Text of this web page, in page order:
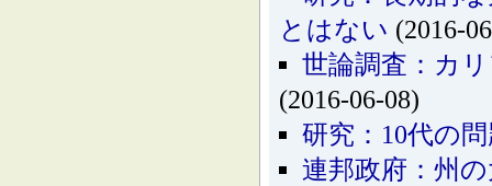
とはない (2016-
世論調査：カ
(2016-06-08)
研究：10代の
連邦政府：州